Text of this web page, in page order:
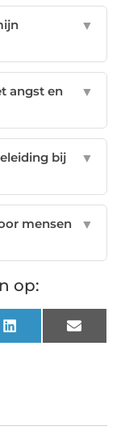
▼
angst en
▼
bij
▼
mensen
▼
op:
LinkedIn Email